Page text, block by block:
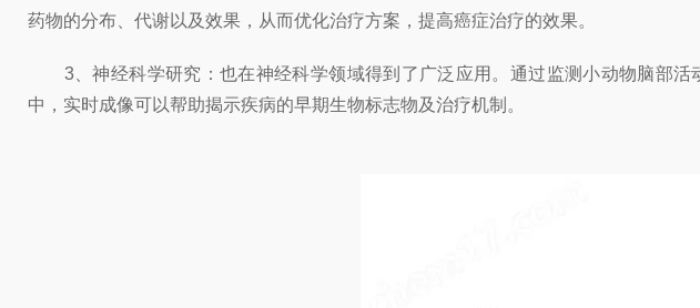
药物的分布、代谢以及效果，从而优化治疗方案，提高癌症治疗的效果。
3、神经科学研究：也在神经科学领域得到了广泛应用。通过监测小动物脑部活
中，实时成像可以帮助揭示疾病的早期生物标志物及治疗机制。